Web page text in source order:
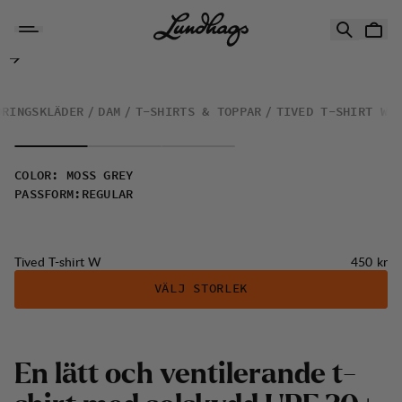
Tived T-shirt W
DAM T-SHIRTS & TOPPAR TIVED T-SHIRT W
COLOR :
MOSS GREY
PASSFORM : REGULAR
Tived T-shirt W Pris:
450 kr
VÄLJ STORLEK
En lätt och ventilerande t-